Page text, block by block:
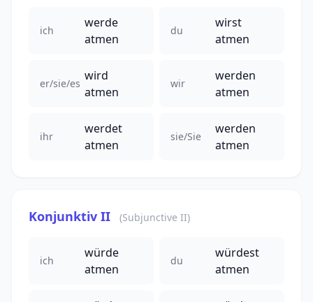
ich
werde
atmen
du
wirst
atmen
er/sie/es
wird
atmen
wir
werden
atmen
ihr
werdet
atmen
sie/Sie
werden
atmen
Konjunktiv II (Subjunctive II)
ich
würde
atmen
du
würdest
atmen